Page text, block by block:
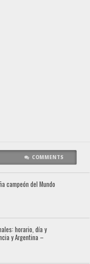
COMMENTS
campeón del Mundo
horario, día y
y Argentina –